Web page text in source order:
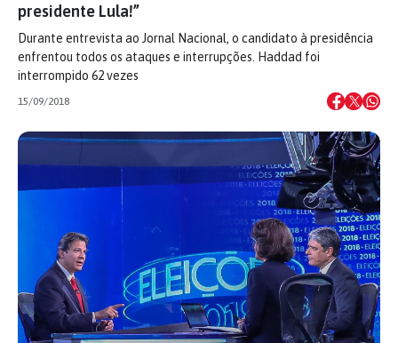
presidente Lula!”
Durante entrevista ao Jornal Nacional, o candidato à presidência
enfrentou todos os ataques e interrupções. Haddad foi
interrompido 62 vezes
15/09/2018